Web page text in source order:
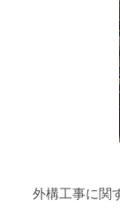
外構工事に関